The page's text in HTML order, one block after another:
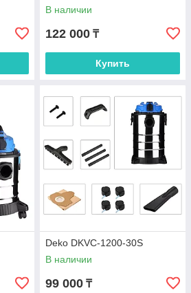
В наличии
122 000 ₸
Купить
Deko DKVC-1200-30S
В наличии
99 000 ₸